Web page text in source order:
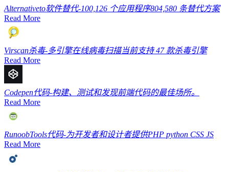
Alternativeto软件替代-100,126 个应用程序804,580 条替代方案
Read More
Virscan杀毒-多引擎在线病毒扫描当前支持 47 款杀毒引擎
Read More
Codepen代码-构建、测试和发现前端代码的最佳场所。
Read More
RunoobTools代码-为开发者和设计者提供PHP python CSS JS
Read More